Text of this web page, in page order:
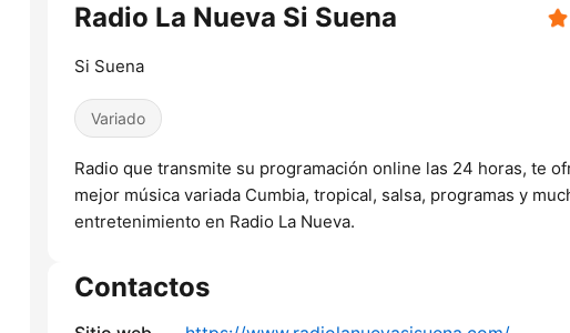
Radio La Nueva Si Suena
Si Suena
Variado
Radio que transmite su programación online las 24 horas, te
mejor música variada Cumbia, tropical, salsa, programas y
entretenimiento en Radio La Nueva.
Contactos